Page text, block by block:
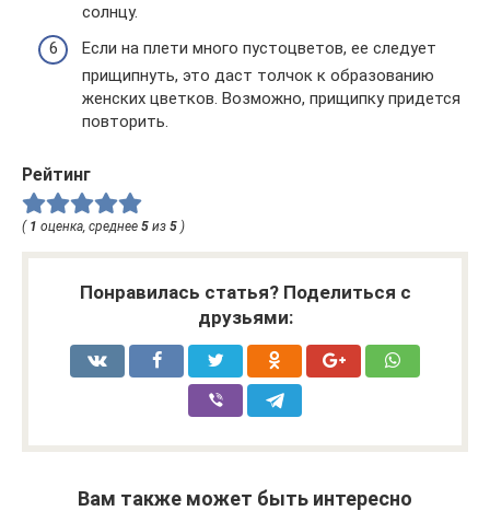
солнцу.
Если на плети много пустоцветов, ее следует
прищипнуть, это даст толчок к образованию
женских цветков. Возможно, прищипку придется
повторить.
Рейтинг
( 1 оценка, среднее 5 из 5 )
Понравилась статья? Поделиться с
друзьями:
Вам также может быть интересно